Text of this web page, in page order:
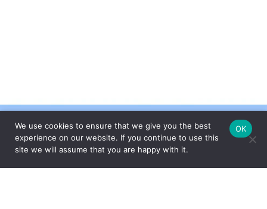
FEITO COM CARINHO PELA
We use cookies to ensure that we give you the best
experience on our website. If you continue to use this
site we will assume that you are happy with it.
OK